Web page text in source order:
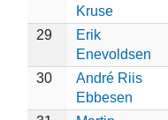
Kruse
29
Erik
Enevoldsen
30
André Riis
Ebbesen